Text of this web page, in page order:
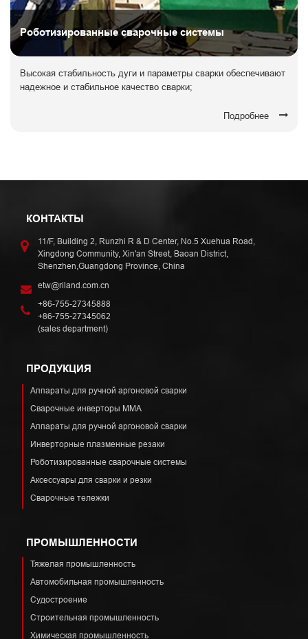
Роботизированные сварочные системы
Высокая стабильность дуги и параметры сварки обеспечивают
надежное и стабильное качество сварки;
Подробнее
КОНТАКТЫ
11/F, Building 2, Runzhi R & D Center, No.5 Xuehua Road,
Xingdong Community, Xin'an Street, Baoan District,
Shenzhen,Guangdong Province, China
etw@riland.com.cn
+86-755-27345888
+86-755-27345062
(sales department)
ПРОДУКЦИЯ
Аппараты для ручной аргоновой сварки
Сварочные инверторы ММА
Аппараты для ручной аргоновой сварки
Инверторные плазменные резаки
Роботизированные сварочные системы
Аксессуары для сварки и резки
Сварочные тележки
ПРОМЫШЛЕННОСТИ
Тяжелая промышленность
Автомобильная промышленность
Судостроение
Строительная промышленность
Химическая промышленность